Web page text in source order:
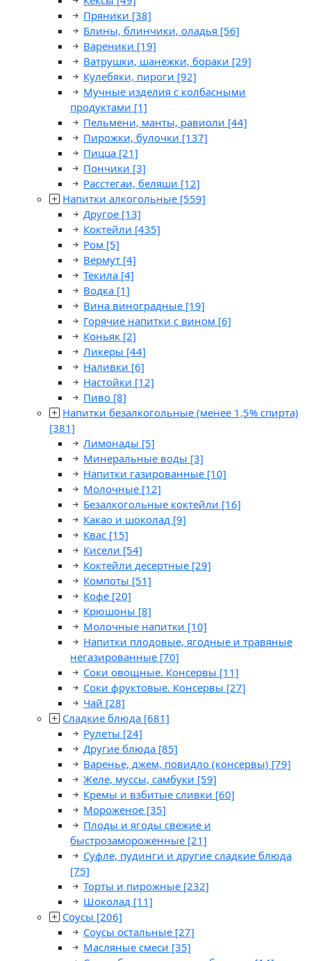
Пряники [38]
Блины, блинчики, оладья [56]
Вареники [19]
Ватрушки, шанежки, бораки [29]
Кулебяки, пироги [92]
Мучные изделия с колбасными
продуктами [1]
Пельмени, манты, равиоли [44]
Пирожки, булочки [137]
Пицца [21]
Пончики [3]
Расстегаи, беляши [12]
Напитки алкогольные [559]
Другое [13]
Коктейли [435]
Ром [5]
Вермут [4]
Текила [4]
Водка [1]
Вина виноградные [19]
Горячие напитки с вином [6]
Коньяк [2]
Ликеры [44]
Наливки [6]
Настойки [12]
Пиво [8]
Напитки безалкогольные (менее 1,5% спирта)
[381]
Лимонады [5]
Минеральные воды [3]
Напитки газированные [10]
Молочные [12]
Безалкогольные коктейли [16]
Какао и шоколад [9]
Квас [15]
Кисели [54]
Коктейли десертные [29]
Компоты [51]
Кофе [20]
Крюшоны [8]
Молочные напитки [10]
Напитки плодовые, ягодные и травяные
негазированные [70]
Соки овощные. Консервы [11]
Соки фруктовые. Консервы [27]
Чай [28]
Сладкие блюда [681]
Рулеты [24]
Другие блюда [85]
Варенье, джем, повидло (консервы) [79]
Желе, муссы, самбуки [59]
Кремы и взбитые сливки [60]
Мороженое [35]
Плоды и ягоды свежие и
быстрозамороженные [21]
Суфле, пудинги и другие сладкие блюда
[75]
Торты и пирожные [232]
Шоколад [11]
Соусы [206]
Соусы остальные [27]
Масляные смеси [35]